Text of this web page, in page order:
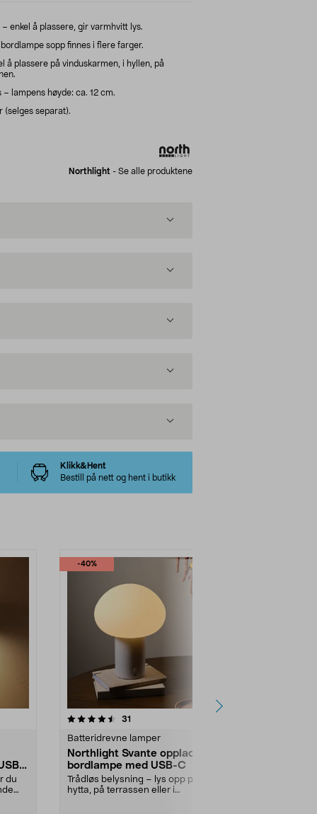
enkel å plassere, gir varmhvitt lys.
sopp finnes i flere farger.
å plassere på vinduskarmen, i hyllen, på
lampens høyde: ca. 12 cm.
(selges separat).
Northlight - Se alle produktene
Klikk&Hent
Bestill på nett og hent i butikk
du
-40%
31
Batteridrevne lamper
Northlight Svante oppladbar
bordlampe med USB-C
Trådløs belysning – lys opp på
hytta, på terrassen eller i
4.0 av 5 stjerner